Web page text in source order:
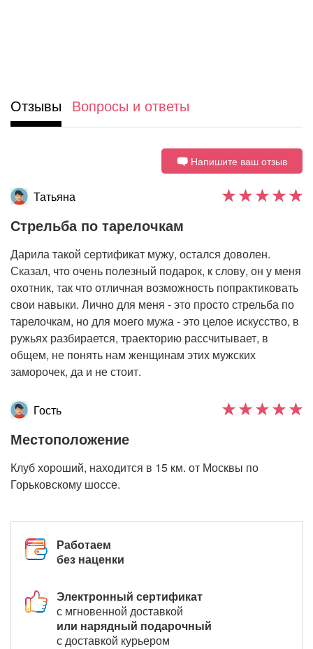
Отзывы Вопросы и ответы
Напишите ваш отзыв
Татьяна
Стрельба по тарелочкам
Дарила такой сертификат мужу, остался доволен.
Сказал, что очень полезный подарок, к слову, он у меня
охотник, так что отличная возможность попрактиковать
свои навыки. Лично для меня - это просто стрельба по
тарелочкам, но для моего мужа - это целое искусство, в
ружьях разбирается, траекторию рассчитывает, в
общем, не понять нам женщинам этих мужских
заморочек, да и не стоит.
Гость
Местоположение
Клуб хороший, находится в 15 км. от Москвы по
Горьковскому шоссе.
Работаем
без наценки
Электронный сертификат
с мгновенной доставкой
или нарядный подарочный
с доставкой курьером